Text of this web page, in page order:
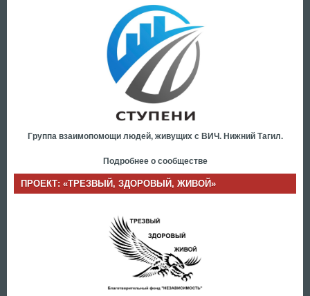
Группа взаимопомощи людей, живущих с ВИЧ. Нижний Тагил.
Подробнее о сообществе
ПРОЕКТ: «ТРЕЗВЫЙ, ЗДОРОВЫЙ, ЖИВОЙ»